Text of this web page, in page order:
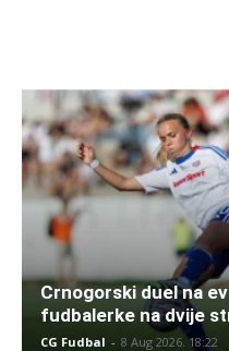
Crnogorski duel na
fudbalerke na dvije
CG Fudbal - 8 Aug 2026. 18:22